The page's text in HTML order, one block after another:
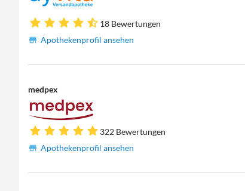
18 Bewertungen
Apothekenprofil ansehen
medpex
322 Bewertungen
Apothekenprofil ansehen